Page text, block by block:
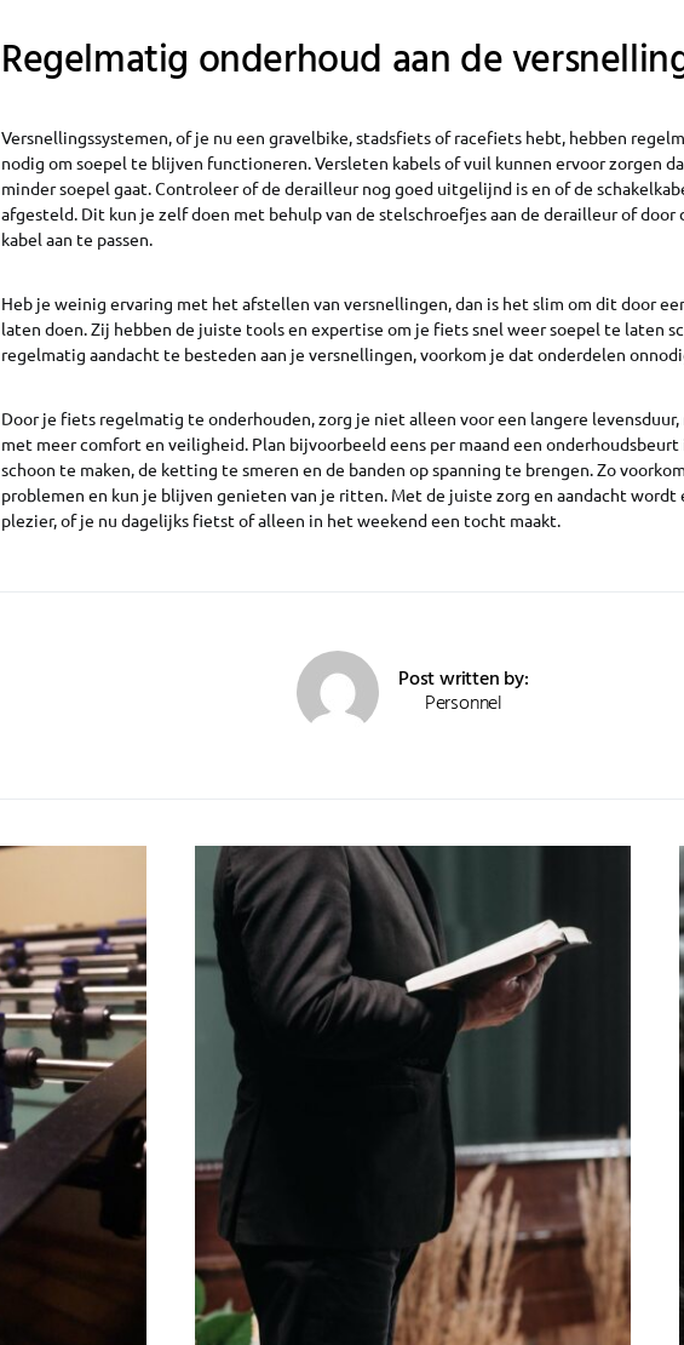
Regelmatig onderhoud aan de
Versnellingssystemen, of je nu een gravelbike, stadsfiets of racefiets hebt, hebben
nodig om soepel te blijven functioneren. Versleten kabels of vuil kunnen ervoor zorgen
minder soepel gaat. Controleer of de derailleur nog goed uitgelijnd is en of de
afgesteld. Dit kun je zelf doen met behulp van de stelschroefjes aan de derailleur of door
kabel aan te passen.
Heb je weinig ervaring met het afstellen van versnellingen, dan is het slim om dit door
laten doen. Zij hebben de juiste tools en expertise om je fiets snel weer soepel te laten
regelmatig aandacht te besteden aan je versnellingen, voorkom je dat onderdelen
Door je fiets regelmatig te onderhouden, zorg je niet alleen voor een langere levensduur,
met meer comfort en veiligheid. Plan bijvoorbeeld eens per maand een onderhoudsbeurt
schoon te maken, de ketting te smeren en de banden op spanning te brengen. Zo
problemen en kun je blijven genieten van je ritten. Met de juiste zorg en aandacht wordt
plezier, of je nu dagelijks fietst of alleen in het weekend een tocht maakt.
Post written by:
Personnel